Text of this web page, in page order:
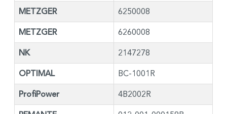
METZGER 6250008
METZGER 6260008
NK 2147278
OPTIMAL BC-1001R
ProfiPower 4B2002R